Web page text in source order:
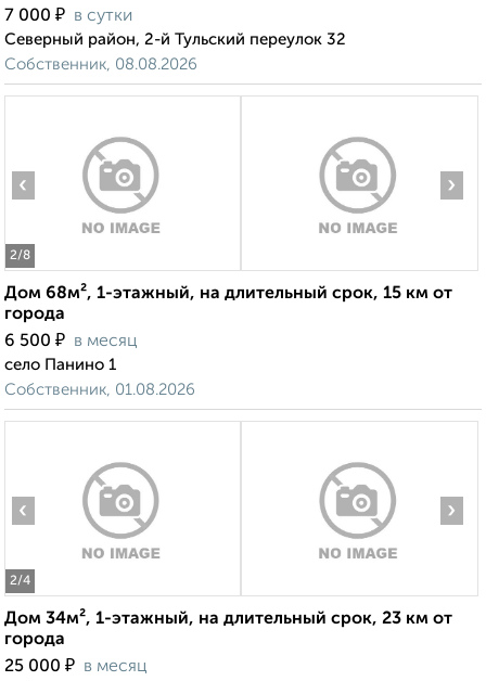
7 000 ₽ в сутки
Северный район, 2-й Тульский переулок 32
Собственник, 08.08.2026
2/8
‹ ›
Дом 68м², 1-этажный, на длительный срок, 15 км от
города
6 500 ₽ в месяц
село Панино 1
Собственник, 01.08.2026
2/4
‹ ›
Дом 34м², 1-этажный, на длительный срок, 23 км от
города
25 000 ₽ в месяц